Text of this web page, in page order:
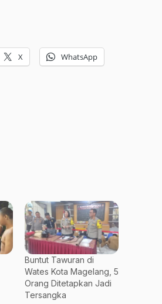
X WhatsApp
Buntut Tawuran di
Wates Kota Magelang, 5
Orang Ditetapkan Jadi
Tersangka